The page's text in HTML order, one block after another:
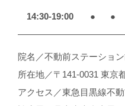
14:30-19:00 ● ●
院名／不動前ステーショ
所在地／〒141-0031 東京
アクセス／東急目黒線不